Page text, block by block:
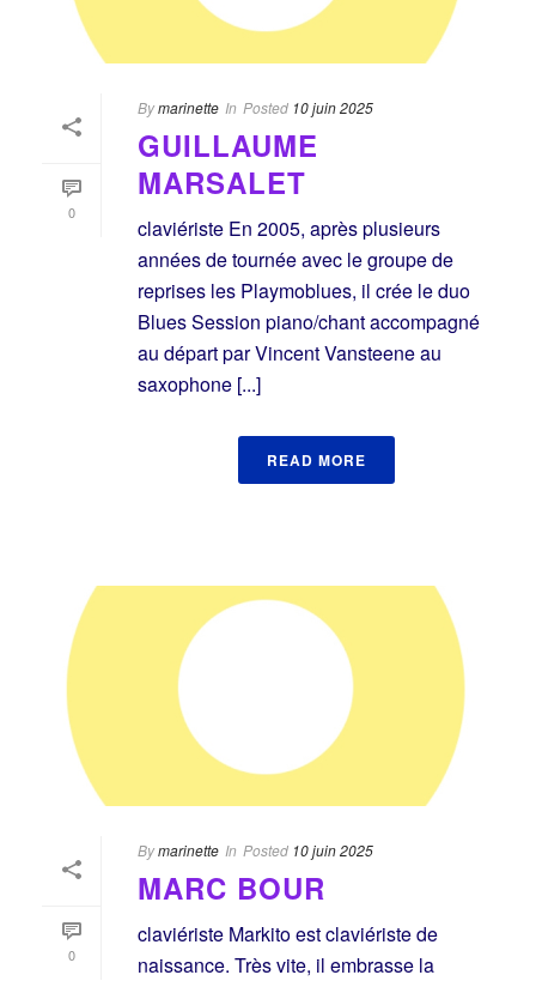
0
Bymarinette In Posted 10 juin 2025
GUILLAUME
MARSALET
claviériste En 2005, après plusieurs
années de tournée avec le groupe de
reprises les Playmoblues, il crée le duo
Blues Session piano/chant accompagné
au départ par Vincent Vansteene au
saxophone [...]
READ MORE
0
Bymarinette In Posted 10 juin 2025
MARC BOUR
claviériste Markito est claviériste de
naissance. Très vite, il embrasse la